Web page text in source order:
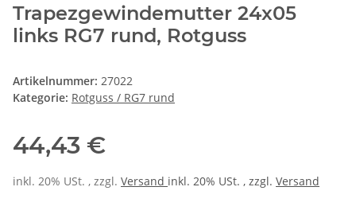
Trapezgewindemutter 24x05
links RG7 rund, Rotguss
Artikelnummer: 27022
Kategorie: Rotguss / RG7 rund
44,43 €
inkl. 20% USt. , zzgl. Versand inkl. 20% USt. , zzgl. Versand